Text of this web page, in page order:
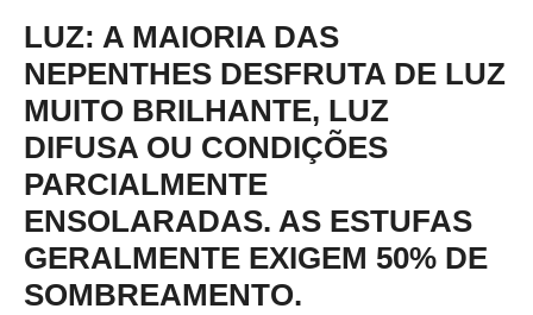
LUZ: A MAIORIA DAS
NEPENTHES DESFRUTA DE LUZ
MUITO BRILHANTE, LUZ
DIFUSA OU CONDIÇÕES
PARCIALMENTE
ENSOLARADAS. AS ESTUFAS
GERALMENTE EXIGEM 50% DE
SOMBREAMENTO.